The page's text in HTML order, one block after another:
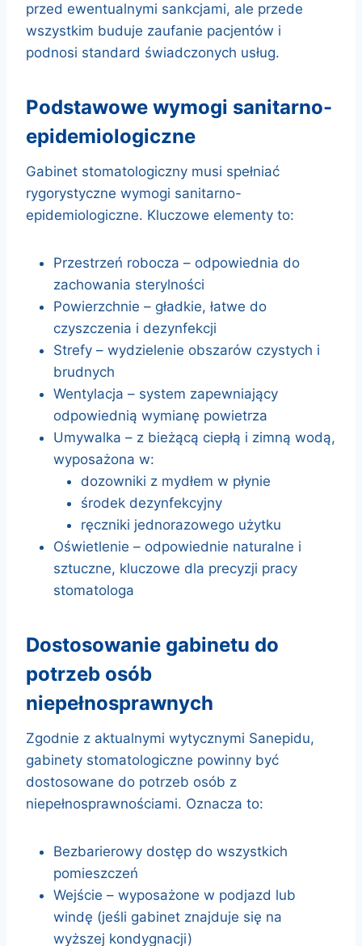
przed ewentualnymi sankcjami, ale przede
wszystkim buduje zaufanie pacjentów i
podnosi standard świadczonych usług.
podstawowe wymogi sanitarno-
epidemiologiczne
Gabinet stomatologiczny musi spełniać
rygorystyczne wymogi sanitarno-
epidemiologiczne. Kluczowe elementy to:
Przestrzeń robocza – odpowiednia do
zachowania sterylności
Powierzchnie – gładkie, łatwe do
czyszczenia i dezynfekcji
Strefy – wydzielenie obszarów czystych i
brudnych
Wentylacja – system zapewniający
odpowiednią wymianę powietrza
Umywalka – z bieżącą ciepłą i zimną wodą,
wyposażona w:
dozowniki z mydłem w płynie
środek dezynfekcyjny
ręczniki jednorazowego użytku
Oświetlenie – odpowiednie naturalne i
sztuczne, kluczowe dla precyzji pracy
stomatologa
dostosowanie gabinetu do
potrzeb osób
niepełnosprawnych
Zgodnie z aktualnymi wytycznymi Sanepidu,
gabinety stomatologiczne powinny być
dostosowane do potrzeb osób z
niepełnosprawnościami. Oznacza to:
Bezbarierowy dostęp do wszystkich
pomieszczeń
Wejście – wyposażone w podjazd lub
windę (jeśli gabinet znajduje się na
wyższej kondygnacji)